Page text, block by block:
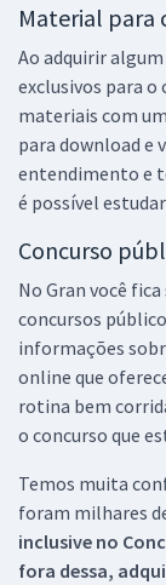
Material para
Ao adquirir
exclusivos para o
materiais com
para download e
entendimento e
é possível
Concurso
No Gran você
concursos
informações
online que
rotina bem
o concurso que
Temos muita
foram milhares
inclusive no
fora dessa,